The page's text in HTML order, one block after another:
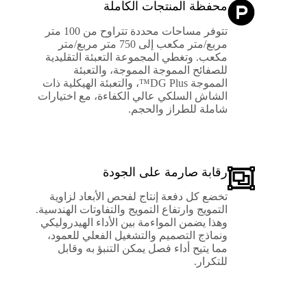
محفظة المنتجات الكاملة
تتوفر مساحات محددة تتراوح من 100 متر
مربع/متر مكعب إلى 750 متر مربع/متر
مكعب. وتغطي المجموعة التعبئة التقليدية
للصفائح المموجة المموجة، والتعبئة
المموجة DG Plus™، والتعبئة الهيكلية ذات
الشاش السلكي عالي الكفاءة، مع اختيارات
شاملة للطراز والحجم.
رقابة صارمة على الجودة
تخضع كل دفعة إنتاج لفحص الأبعاد لزاوية
التمويج وارتفاع التمويج والتفاوتات الهندسية.
وهذا يضمن المواءمة بين الأداء الهيدروليكي
ونماذج التصميم والتشغيل الفعلي للعمود،
مما يتيح أداء فصل يمكن التنبؤ به وقابل
للتكرار.